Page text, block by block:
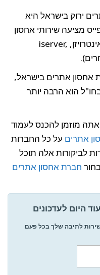
ירוק בישראל היא
מציעה שירותי אחסון
אתרים על שם מספר אתרים כמו אינטרויזן, iserver,
אחסון אתרים בישראל,
הוא הרבה יותר
מוזמן להכנס לעמוד
אתרים על כל החברות
לביקורות אלה תוכל
חברת אחסון אתרים
היום לעדכונים
לתיבה שלך בכל פעם